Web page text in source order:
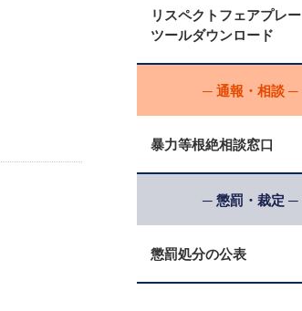
リスペクトフェアプレー
ツールダウンロード
─ 通報・相談 ─
暴力等根絶相談窓口
─ 懲罰・裁定 ─
懲罰処分の公表